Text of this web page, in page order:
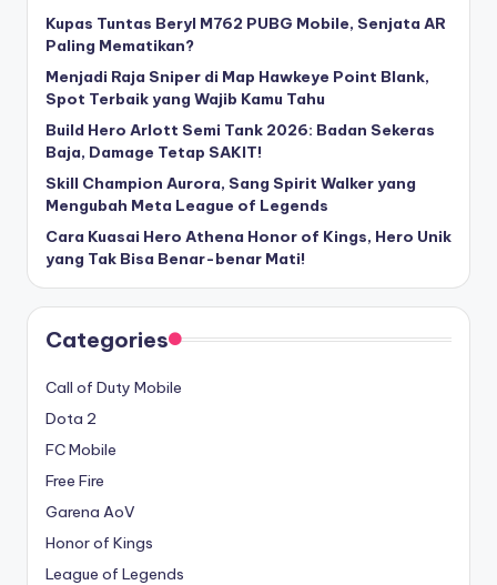
Kupas Tuntas Beryl M762 PUBG Mobile, Senjata AR
Paling Mematikan?
Menjadi Raja Sniper di Map Hawkeye Point Blank,
Spot Terbaik yang Wajib Kamu Tahu
Build Hero Arlott Semi Tank 2026: Badan Sekeras
Baja, Damage Tetap SAKIT!
Skill Champion Aurora, Sang Spirit Walker yang
Mengubah Meta League of Legends
Cara Kuasai Hero Athena Honor of Kings, Hero Unik
yang Tak Bisa Benar-benar Mati!
Categories
Call of Duty Mobile
Dota 2
FC Mobile
Free Fire
Garena AoV
Honor of Kings
League of Legends